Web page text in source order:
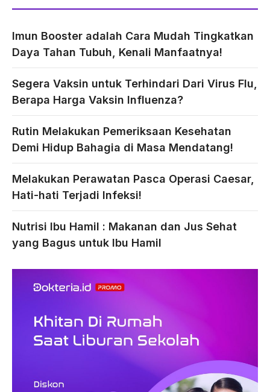
Imun Booster adalah Cara Mudah Tingkatkan
Daya Tahan Tubuh, Kenali Manfaatnya!
Segera Vaksin untuk Terhindari Dari Virus Flu,
Berapa Harga Vaksin Influenza?
Rutin Melakukan Pemeriksaan Kesehatan
Demi Hidup Bahagia di Masa Mendatang!
Melakukan Perawatan Pasca Operasi Caesar,
Hati-hati Terjadi Infeksi!
Nutrisi Ibu Hamil : Makanan dan Jus Sehat
yang Bagus untuk Ibu Hamil